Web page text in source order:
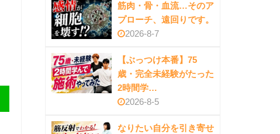
筋肉・骨・血流…そのア
プローチ、遠回りです。
2026-8-7
【ぶっつけ本番】75
歳・完全未経験がたった
2時間学…
2026-8-5
なりたい自分を引き寄せ